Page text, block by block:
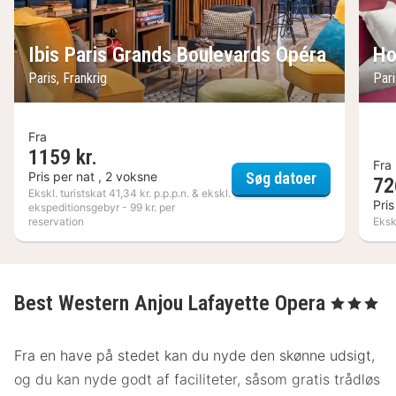
Ibis Paris Grands Boulevards Opéra
Paris, Frankrig
Fra
1159 kr.
Pris per nat , 2 voksne
Ekskl. turistskat 41,34 kr. p.p.p.n. & ekskl.
ekspeditionsgebyr - 99 kr. per
reservation
Søg datoerIbis Paris
Fra
Best Western Anjou Lafayette Opera , 3 Stjerner
Fra en have på stedet kan du nyde den skønne udsigt,
og du kan nyde godt af faciliteter, såsom gratis trådløs